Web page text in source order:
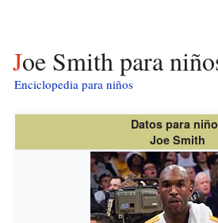
Joe Smith para
Enciclopedia para niños
Datos para
Joe Smith